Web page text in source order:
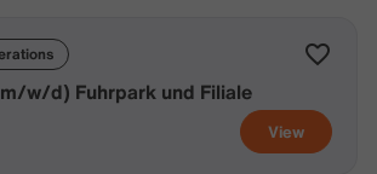
View
w/d) Fuhrpark und Filiale